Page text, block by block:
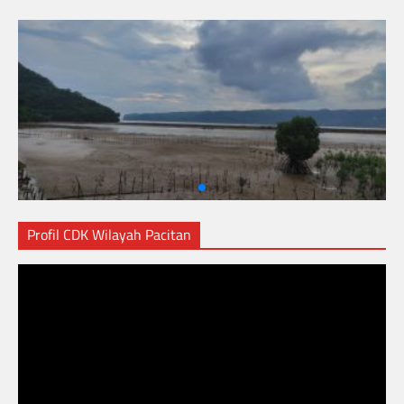
Profil CDK Wilayah Pacitan